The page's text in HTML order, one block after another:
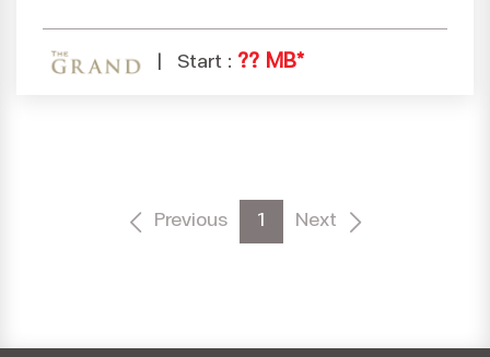
Start : ?? MB*
Previous 1 Next